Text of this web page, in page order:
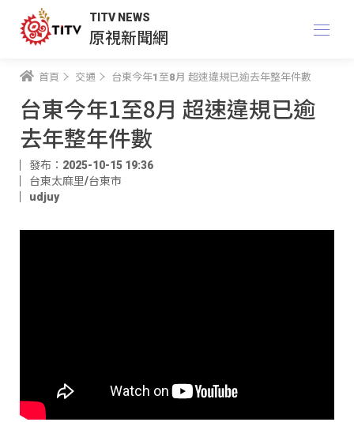
TITV NEWS
原視新聞網
首頁 交通 台東今年1至8月 超速違規已逾去年整年件數
台東今年1至8月 超速違規已逾
去年整年件數
發布：2025-10-15 19:36
台東太麻里/台東市
udjuy